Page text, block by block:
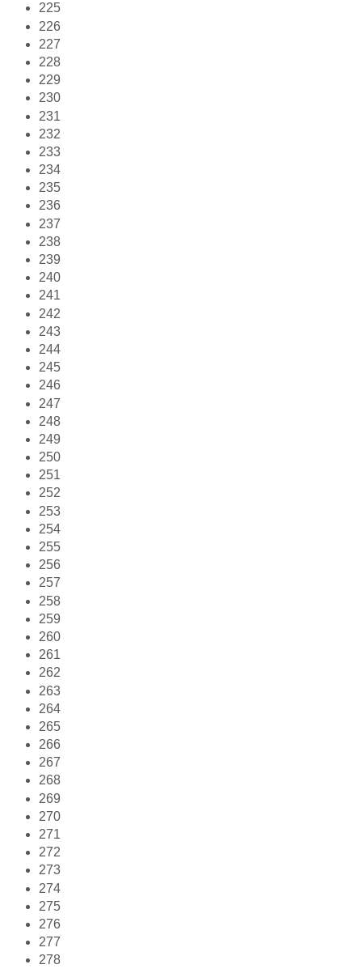
225
226
227
228
229
230
231
232
233
234
235
236
237
238
239
240
241
242
243
244
245
246
247
248
249
250
251
252
253
254
255
256
257
258
259
260
261
262
263
264
265
266
267
268
269
270
271
272
273
274
275
276
277
278